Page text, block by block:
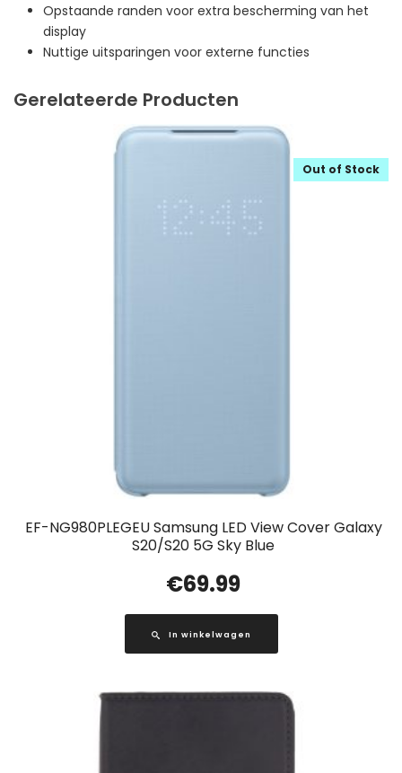
Opstaande randen voor extra bescherming van het
display
Nuttige uitsparingen voor externe functies
Gerelateerde Producten
EF-NG980PLEGEU Samsung LED View Cover Galaxy
S20/S20 5G Sky Blue
Out of Stock
€69.99
In winkelwagen